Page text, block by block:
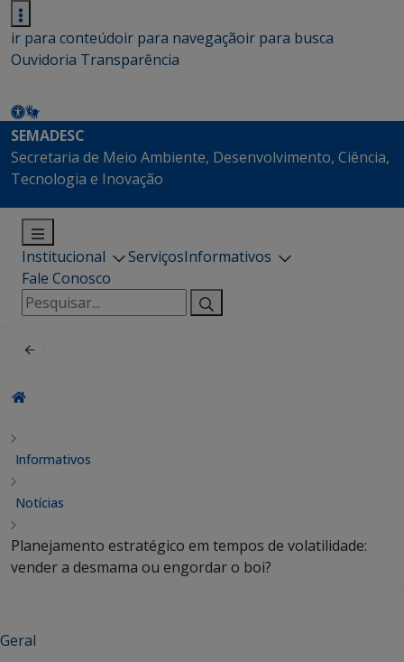
ir para conteúdoir para navegaçãoir para busca
Ouvidoria Transparência
SEMADESC
Secretaria de Meio Ambiente, Desenvolvimento, Ciência,
Tecnologia e Inovação
Institucional ServiçosInformativos
Fale Conosco
Pesquisar
por:
Informativos
Notícias
Planejamento estratégico em tempos de volatilidade:
vender a desmama ou engordar o boi?
Geral